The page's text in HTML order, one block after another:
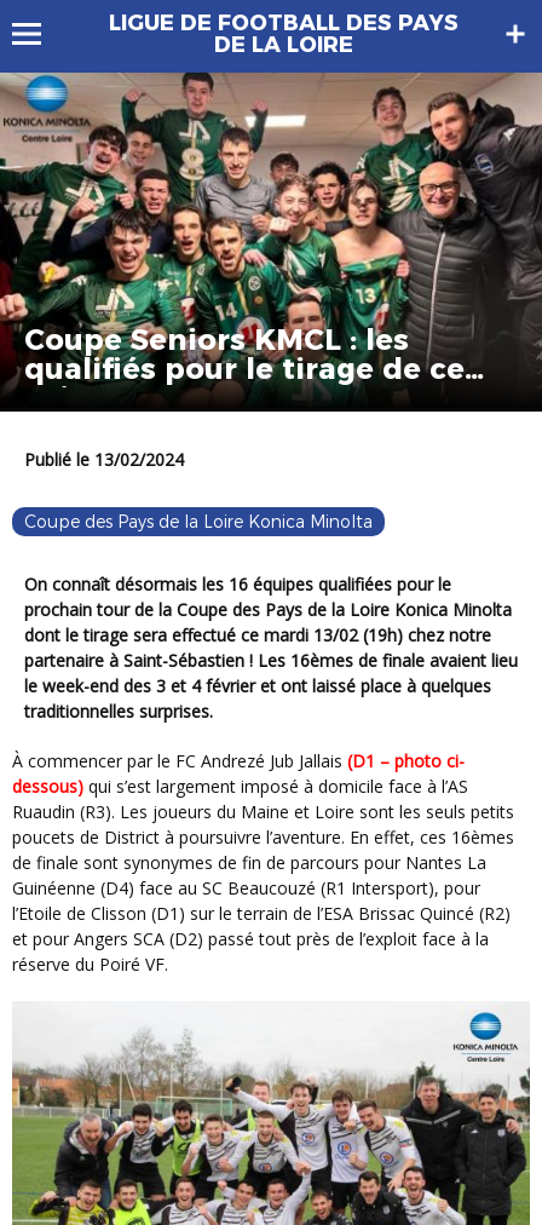
LIGUE DE FOOTBALL DES PAYS
DE LA LOIRE
Coupe Seniors KMCL : les
qualifiés pour le tirage de ce
soir !
Publié le 13/02/2024
Coupe des Pays de la Loire Konica Minolta
On connaît désormais les 16 équipes qualifiées pour le
prochain tour de la Coupe des Pays de la Loire Konica Minolta
dont le tirage sera effectué ce mardi 13/02 (19h) chez notre
partenaire à Saint-Sébastien ! Les 16èmes de finale avaient lieu
le week-end des 3 et 4 février et ont laissé place à quelques
traditionnelles surprises.
À commencer par le FC Andrezé Jub Jallais (D1 – photo ci-
dessous) qui s’est largement imposé à domicile face à l’AS
Ruaudin (R3). Les joueurs du Maine et Loire sont les seuls petits
poucets de District à poursuivre l’aventure. En effet, ces 16èmes
de finale sont synonymes de fin de parcours pour Nantes La
Guinéenne (D4) face au SC Beaucouzé (R1 Intersport), pour
l’Etoile de Clisson (D1) sur le terrain de l’ESA Brissac Quincé (R2)
et pour Angers SCA (D2) passé tout près de l’exploit face à la
réserve du Poiré VF.